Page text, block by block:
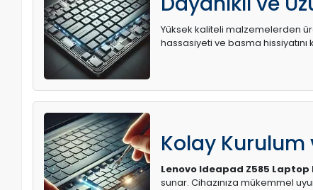
Yüksek kaliteli malzemelerden
hassasiyeti ve basma hissiyatını
Kolay Kurulum
Lenovo Ideapad Z585 Laptop
sunar. Cihazınıza mükemmel